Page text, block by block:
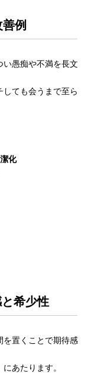
例
い愚痴や不満を長文
ても会うまで至ら
化
希少性
を置くことで期待感
あたります。